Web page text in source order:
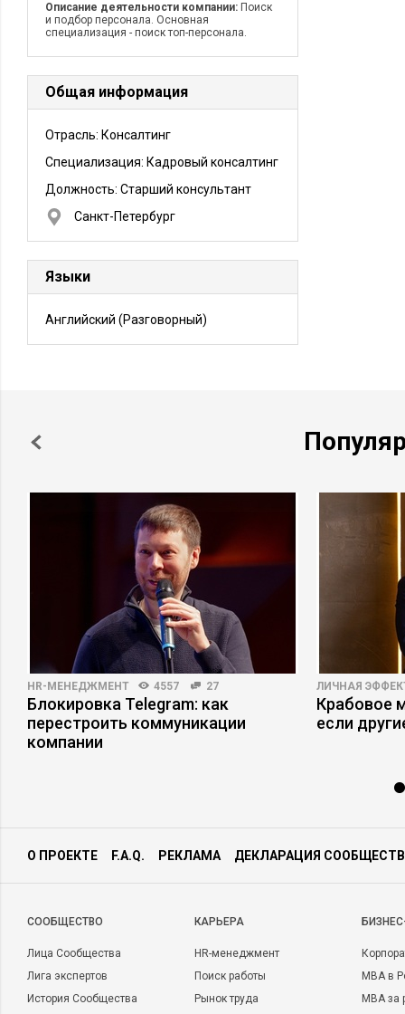
Описание деятельности компании: Поиск
и подбор персонала. Основная
специализация - поиск топ-персонала.
Общая информация
Отрасль: Консалтинг
Специализация: Кадровый консалтинг
Должность: Старший консультант
Санкт-Петербург
Языки
Английский (Разговорный)
HR-МЕНЕДЖМЕНТ 4557 27
Блокировка Telegram: как
перестроить коммуникации
компании
ЛИЧНАЯ
Крабовое
если
О ПРОЕКТЕ F.A.Q. РЕКЛАМА ДЕКЛАРАЦИЯ
CООБЩЕСТВО
Лица Сообщества
Лига экспертов
История Сообщества
КАРЬЕРА
HR-менеджмент
Поиск работы
Рынок труда
MBA в
MBA